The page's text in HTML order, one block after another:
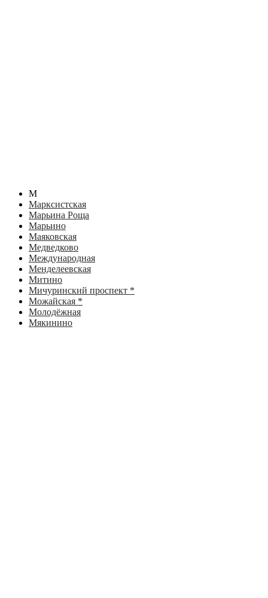
М
Марксистская
Марьина Роща
Марьино
Маяковская
Медведково
Международная
Менделеевская
Митино
Мичуринский проспект *
Можайская *
Молодёжная
Мякинино